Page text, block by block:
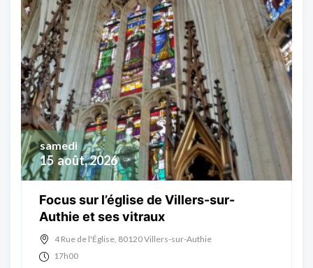
15 août, 2026
samedi
Focus sur l’église de Villers-sur-
Authie et ses vitraux
4 Rue de l'Église, 80120 Villers-sur-Authie
17h00